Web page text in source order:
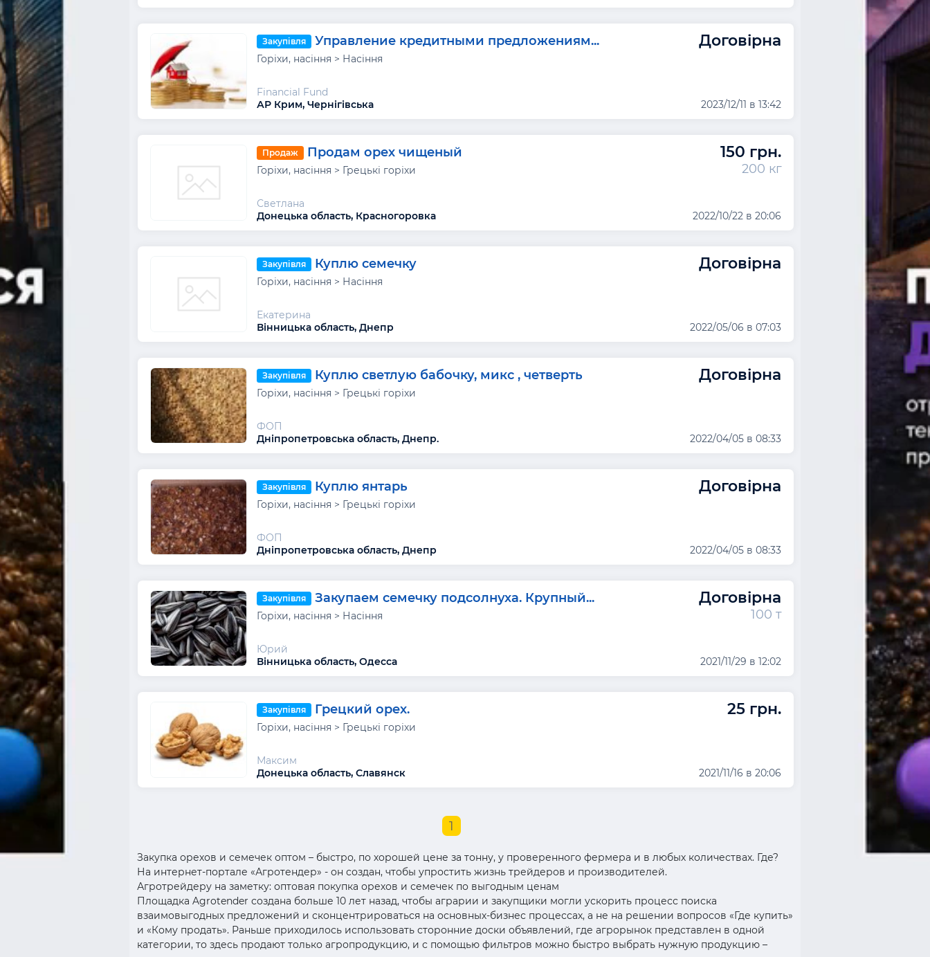
Закупівля Управление кредитными предложениям... Договірна
Горіхи, насіння > Насіння
Financial Fund
АР Крим, Чернігівська
2023/12/11 в 13:42
Продаж Продам орех чищеный 150 грн.
Горіхи, насіння > Грецькі горіхи 200 кг
Светлана
Донецька область, Красногоровка
2022/10/22 в 20:06
Закупівля Куплю семечку Договірна
Горіхи, насіння > Насіння
Екатерина
Вінницька область, Днепр
2022/05/06 в 07:03
Закупівля Куплю светлую бабочку, микс , четверть Договірна
Горіхи, насіння > Грецькі горіхи
ФОП
Дніпропетровська область, Днепр.
2022/04/05 в 08:33
Закупівля Куплю янтарь Договірна
Горіхи, насіння > Грецькі горіхи
ФОП
Дніпропетровська область, Днепр
2022/04/05 в 08:33
Закупівля Закупаем семечку подсолнуха. Крупный... Договірна
Горіхи, насіння > Насіння 100 т
Юрий
Вінницька область, Одесса
2021/11/29 в 12:02
Закупівля Грецкий орех. 25 грн.
Горіхи, насіння > Грецькі горіхи
Максим
Донецька область, Славянск
2021/11/16 в 20:06
1
Закупка орехов и семечек оптом – быстро, по хорошей цене за тонну, у проверенного фермера и в любых количествах. Где?
На интернет-портале «Агротендер» - он создан, чтобы упростить жизнь трейдеров и производителей.
Агротрейдеру на заметку: оптовая покупка орехов и семечек по выгодным ценам
Площадка Agrotender создана больше 10 лет назад, чтобы аграрии и закупщики могли ускорить процесс поиска
взаимовыгодных предложений и сконцентрироваться на основных-бизнес процессах, а не на решении вопросов «Где купить»
и «Кому продать». Раньше приходилось использовать сторонние доски объявлений, где агрорынок представлен в одной
категории, то здесь продают только агропродукцию, и с помощью фильтров можно быстро выбрать нужную продукцию –